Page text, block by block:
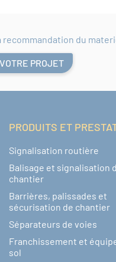
du
PROJET
PRODUITS ET
Signalisation routière
Balisage et signalisation
chantier
Barrières, palissades et
sécurisation de chantier
Séparateurs de voies
Franchissement et
sol